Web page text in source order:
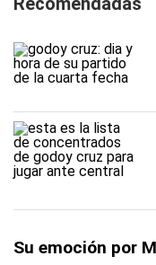
Su emoción por